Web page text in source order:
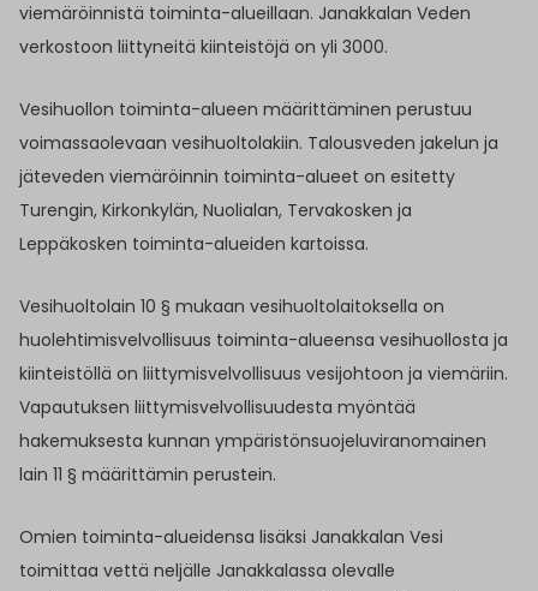
viemäröinnistä toiminta-alueillaan. Janakkalan Veden
verkostoon liittyneitä kiinteistöjä on yli 3000.
Vesihuollon toiminta-alueen määrittäminen perustuu
voimassaolevaan vesihuoltolakiin. Talousveden jakelun ja
jäteveden viemäröinnin toiminta-alueet on esitetty
Turengin, Kirkonkylän, Nuolialan, Tervakosken ja
Leppäkosken toiminta-alueiden kartoissa.
Vesihuoltolain 10 § mukaan vesihuoltolaitoksella on
huolehtimisvelvollisuus toiminta-alueensa vesihuollosta ja
kiinteistöllä on liittymisvelvollisuus vesijohtoon ja viemäriin.
Vapautuksen liittymisvelvollisuudesta myöntää
hakemuksesta kunnan ympäristönsuojeluviranomainen
lain 11 § määrittämin perustein.
Omien toiminta-alueidensa lisäksi Janakkalan Vesi
toimittaa vettä neljälle Janakkalassa olevalle